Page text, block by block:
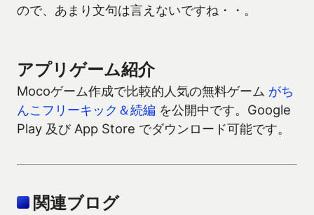
ので、あまり文句は言えないですね・・。
アプリゲーム紹介
Mocoゲーム作成で比較的人気の無料ゲーム がち
んこフリーキック＆続編 を公開中です。Google
Play 及び App Store でダウンロード可能です。
関連ブログ